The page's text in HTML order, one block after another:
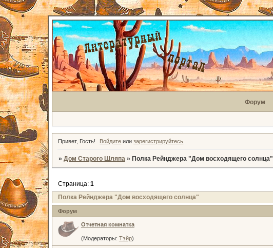
Форум
Привет, Гость! Войдите илизарегистрируйтесь
» Дом Старого Шляпа » Полка Рейнджера "Дом восходящего солнца"
Полка Рейнджера "Дом восходящего солнца"
Страница: 1
Форум
Отчетная комнатка
(Модераторы: Тэйр)